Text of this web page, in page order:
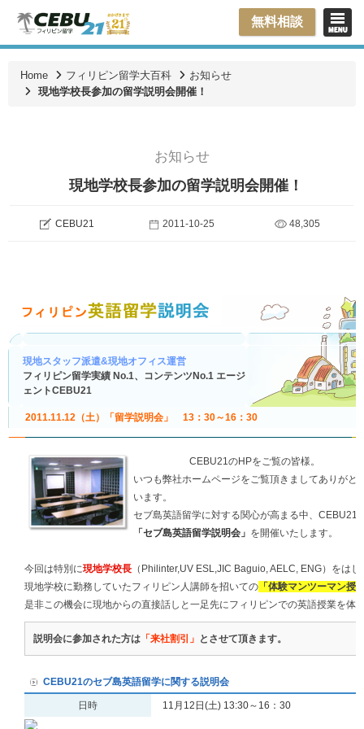
無料相談
Home フィリピン留学大百科
お知らせ
現地学校長参加の留学説明会開催！
お知らせ
現地学校長参加の留学説明会開催！
CEBU21 2011-10-25 48,305
現地スタッフ派遣&現地オフィス運営
フィリピン留学実績 No.1、コンテンツNo.1 エージ
ェントCEBU21
2011.11.12（土）「留学説明会」 13：30～16：30
C EBU21のHPをご覧の皆様。
いつも弊社ホームページをご覧頂きましてありがと
います。
セブ島英語留学に対する関心が高まる中、CEBU21
「セブ島英語留学説明会」 を開催いたします。
今回は特別に現地学校長 （Philinter,UV ESL,JIC Baguio, AELC, ENG）をはじ
現地学校に勤務していたフィリピン人講師を招いての 「体験マンツーマン授
是非この機会に現地からの直接話しと一足先にフィリピンでの英語授業を体
説明会に参加された方は 「来社割引」 とさせて頂きます。
CEBU21のセブ島英語留学に関する説明会
日時 11月12日(土) 13:30～16：30